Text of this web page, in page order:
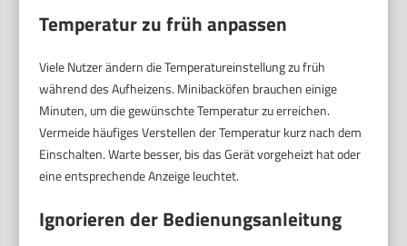
Temperatur zu früh anpassen
Viele Nutzer ändern die Temperatureinstellung zu früh
während des Aufheizens. Minibacköfen brauchen einige
Minuten, um die gewünschte Temperatur zu erreichen.
Vermeide häufiges Verstellen der Temperatur kurz nach dem
Einschalten. Warte besser, bis das Gerät vorgeheizt hat oder
eine entsprechende Anzeige leuchtet.
Ignorieren der Bedienungsanleitung